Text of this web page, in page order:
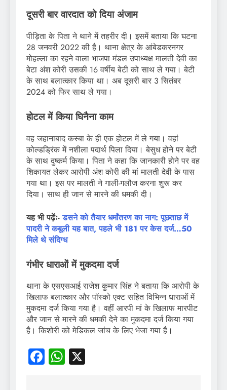
दूसरी बार वारदात को दिया अंजाम
पीड़िता के पिता ने थाने में तहरीर दी। इसमें बताया कि घटना
28 जनवरी 2022 की है। थाना क्षेत्र के आंबेडकरनगर
मोहल्ला का रहने वाला भाजपा मंडल उपाध्यक्ष मालती देवी का
बेटा अंश कोरी उसकी 16 वर्षीय बेटी को साथ ले गया। बेटी
के साथ बलात्कार किया था। अब दूसरी बार 3 सितंबर
2024 को फिर साथ ले गया।
होटल में किया घिनैना काम
वह जहानाबाद कस्बा के ही एक होटल में ले गया। वहां
कोल्डड्रिंक में नशीला पदार्थ पिला दिया। बेसुध होने पर बेटी
के साथ दुष्कर्म किया। पिता ने कहा कि जानकारी होने पर वह
शिकायत लेकर आरोपी अंश कोरी की मां मालती देवी के पास
गया था। इस पर मालती ने गाली-गलौज करना शुरू कर
दिया। साथ ही जान से मारने की धमकी दी।
यह भी पढ़ेंः-डसने को तैयार धर्मांतरण का नाग: पूछताछ में
पादरी ने कबूली यह बात, पहले भी 181 पर केस दर्ज…50
मिले थे संदिग्ध
गंभीर धाराओं में मुकदमा दर्ज
थाना के एसएसआई राजेश कुमार सिंह ने बताया कि आरोपी के
खिलाफ बलात्कार और पॉस्को एक्ट सहित विभिन्न धाराओं में
मुकदमा दर्ज किया गया है। वहीं आरपी मां के खिलाफ मारपीट
और जान से मारने की धमकी देने का मुकदमा दर्ज किया गया
है। किशोरी को मेडिकल जांच के लिए भेजा गया है।
Facebook
WhatsApp